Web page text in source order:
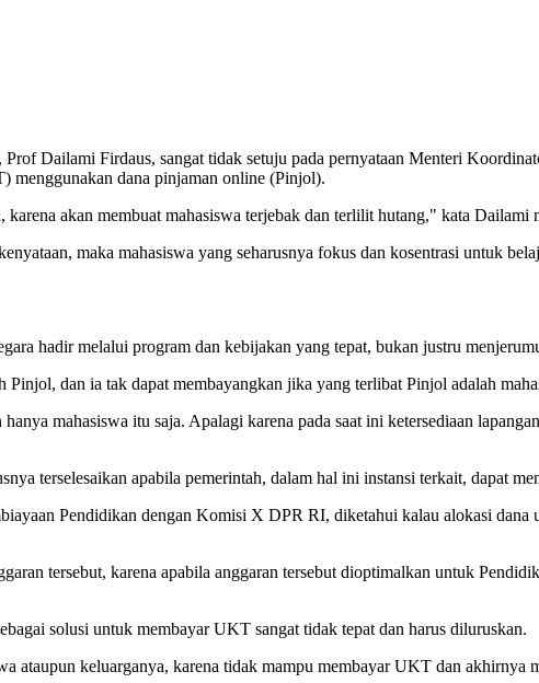
Dailami Firdaus, sangat tidak setuju pada pernyataan Menteri
dana pinjaman online (Pinjol).
karena akan membuat mahasiswa terjebak dan terlilit hutang," kata
maka mahasiswa yang seharusnya fokus dan kosentrasi untuk
hadir melalui program dan kebijakan yang tepat, bukan justru
dan ia tak dapat membayangkan jika yang terlibat Pinjol adalah
mahasiswa itu saja. Apalagi karena pada saat ini ketersediaan
terselesaikan apabila pemerintah, dalam hal ini instansi terkait, dapat
Pendidikan dengan Komisi X DPR RI, diketahui kalau alokasi
tersebut, karena apabila anggaran tersebut dioptimalkan untuk
solusi untuk membayar UKT sangat tidak tepat dan harus diluruskan.
ataupun keluarganya, karena tidak mampu membayar UKT dan